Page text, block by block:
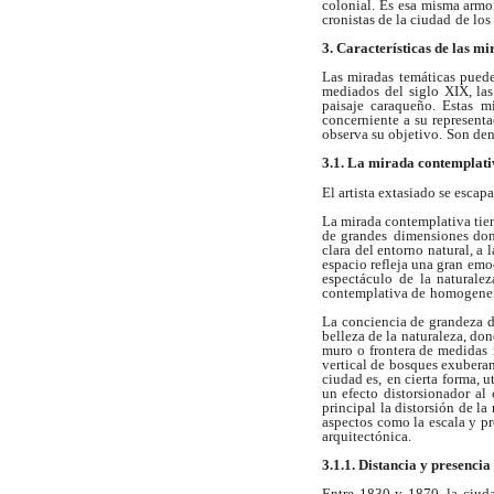
colonial. Es esa misma
cronistas de la ciudad de los
3. Características de las
Las miradas temáticas
mediados del siglo XIX,
paisaje caraqueño. Estas
concerniente a su
observa su objetivo. Son
3.1. La mirada
El artista extasiado se
La mirada contemplativa
de grandes dimensiones
clara del entorno natural, a
espacio refleja una gran
espectáculo de la
contemplativa de
La conciencia de grandeza
belleza de la naturaleza,
muro o frontera de medidas
vertical de bosques
ciudad es, en cierta forma,
un efecto distorsionador al
principal la distorsión de la
aspectos como la escala y
arquitectónica.
3.1.1. Distancia y presencia